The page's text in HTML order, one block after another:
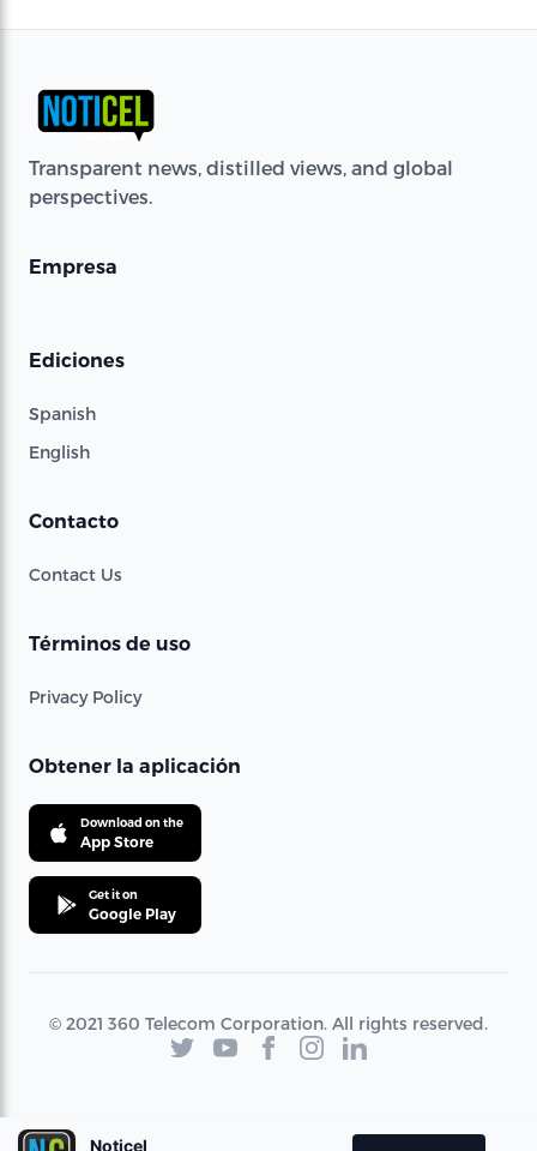
Transparent news, distilled views, and global
perspectives.
Empresa
Ediciones
Spanish
English
Contacto
Contact Us
Términos de uso
Privacy Policy
Obtener la aplicación
Download on the
App Store
Get it on
Google Play
© 2021 360 Telecom Corporation. All rights reserved.
Noticel